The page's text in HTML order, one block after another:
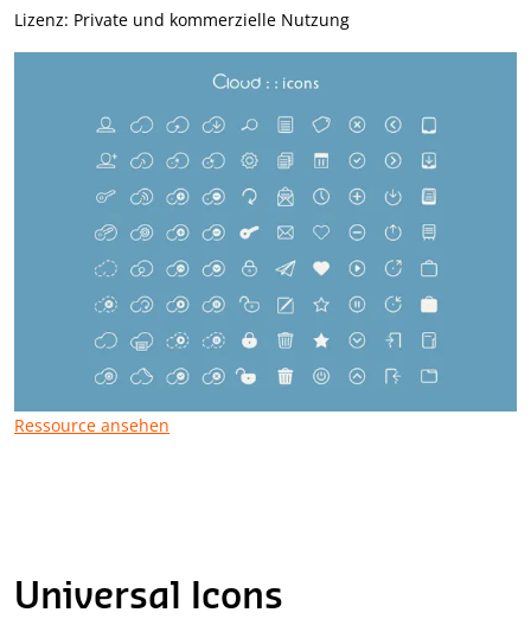
Lizenz: Private und kommerzielle Nutzung
Ressource ansehen
Universal Icons